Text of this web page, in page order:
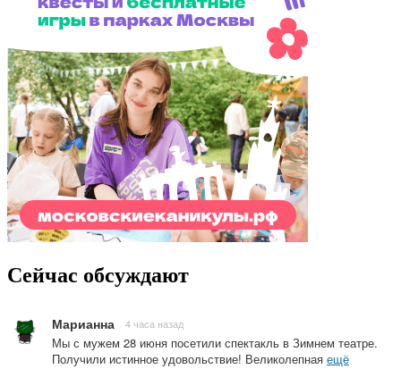
Сейчас обсуждают
Марианна 4 часа назад
Мы с мужем 28 июня посетили спектакль в Зимнем театре.
Получили истинное удовольствие! Великолепная ещё